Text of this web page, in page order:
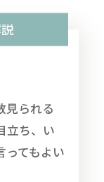
見られる
立ち、い
ってもよい